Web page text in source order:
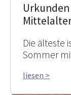
Die älteste
Sommer
liesen >